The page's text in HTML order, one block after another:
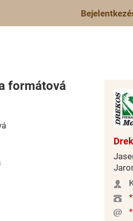
formátová